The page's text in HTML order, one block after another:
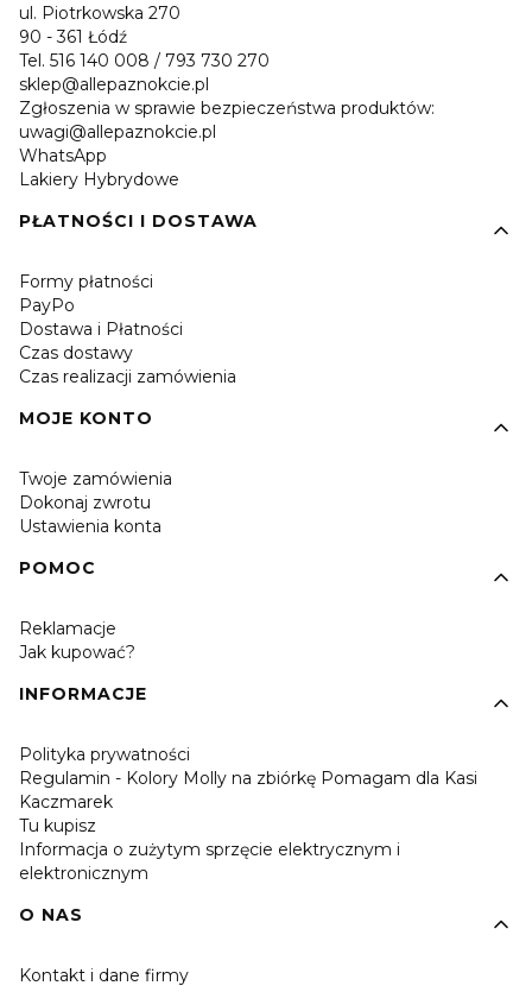
ul. Piotrkowska 270
90 - 361 Łódź
Tel. 516 140 008 / 793 730 270
sklep@allepaznokcie.pl
Zgłoszenia w sprawie bezpieczeństwa produktów:
uwagi@allepaznokcie.pl
WhatsApp
Lakiery Hybrydowe
PŁATNOŚCI I DOSTAWA
Formy płatności
PayPo
Dostawa i Płatności
Czas dostawy
Czas realizacji zamówienia
MOJE KONTO
Twoje zamówienia
Dokonaj zwrotu
Ustawienia konta
POMOC
Reklamacje
Jak kupować?
INFORMACJE
Polityka prywatności
Regulamin - Kolory Molly na zbiórkę Pomagam dla Kasi
Kaczmarek
Tu kupisz
Informacja o zużytym sprzęcie elektrycznym i
elektronicznym
O NAS
Kontakt i dane firmy